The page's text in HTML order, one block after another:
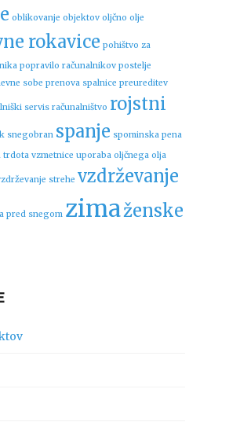
oblikovanje objektov oljčno olje
rokavice pohištvo za
popravilo računalnikov postelje
sobe prenova spalnice preureditev
servis računalništvo rojstni
snegobran spanje spominska pena
trdota vzmetnice uporaba oljčnega olja
strehe vzdrževanje
pred snegom zimaženske